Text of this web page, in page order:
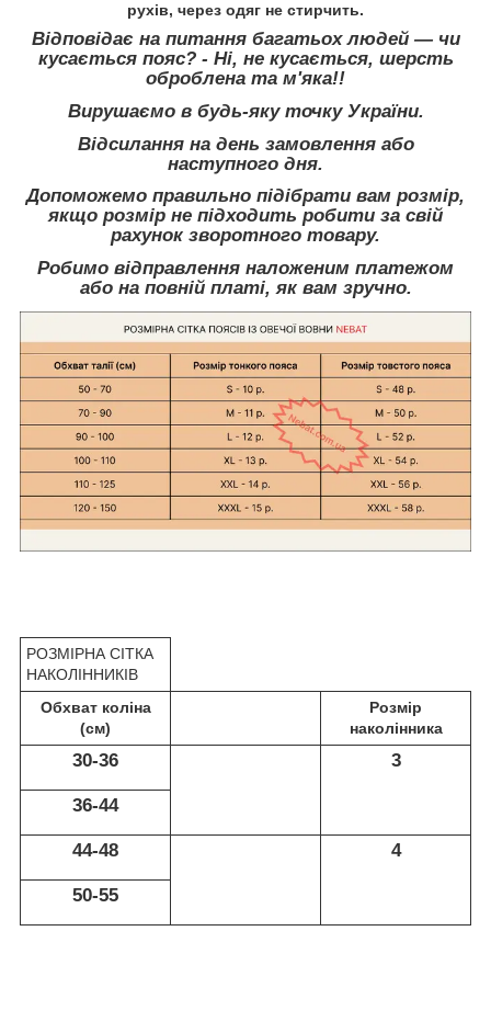
рухів, через одяг не стирчить.
Відповідає на питання багатьох людей — чи
кусається пояс? - Ні, не кусається, шерсть
оброблена та м'яка!!
Вирушаємо в будь-яку точку України.
Відсилання на день замовлення або
наступного дня.
Допоможемо правильно підібрати вам розмір,
якщо розмір не підходить робити за свій
рахунок зворотного товару.
Робимо відправлення наложеним платежом
або на повній платі, як вам зручно.
РОЗМІРНА СІТКА
НАКОЛІННИКІВ
Обхват коліна
(см)
Розмір
наколінника
30-36 3
36-44
44-48 4
50-55